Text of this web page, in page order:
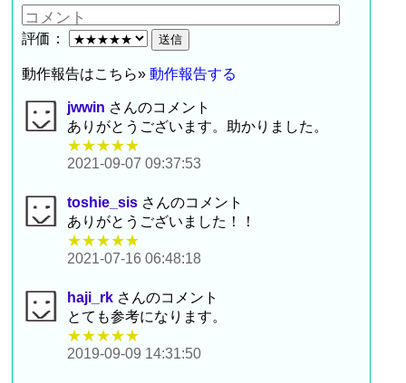
評価：
動作報告はこちら»動作報告する
jwwin さんのコメント
ありがとうございます。助かりました。
★★★★★
2021-09-07 09:37:53
toshie_sis さんのコメント
ありがとうございました！！
★★★★★
2021-07-16 06:48:18
haji_rk さんのコメント
とても参考になります。
★★★★★
2019-09-09 14:31:50